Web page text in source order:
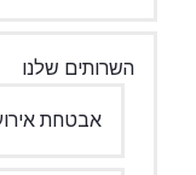
השרותים שלנו
אבטחת